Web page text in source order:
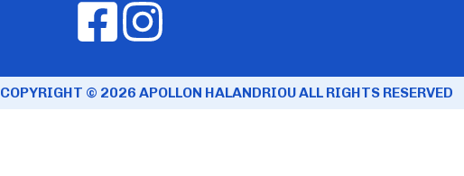
COPYRIGHT © 2026 APOLLON HALANDRIOU ALL RIGHTS RESERVED